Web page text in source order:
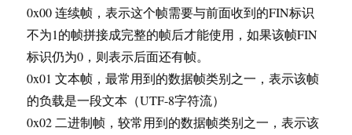
0x00 连续帧，表示这个帧需要与前面收到的FIN标识
不为1的帧拼接成完整的帧后才能使用，如果该帧FIN
标识仍为0，则表示后面还有帧。
0x01 文本帧，最常用到的数据帧类别之一，表示该帧
的负载是一段文本（UTF-8字符流）
0x02 二进制帧，较常用到的数据帧类别之一，表示该